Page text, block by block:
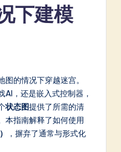
下建模
的情况下穿越迷宫。
AI，还是嵌入式控制器，
状态图提供了所需的清
本指南解释了如何使用
，摒弃了通常与形式化